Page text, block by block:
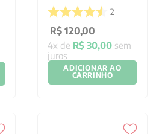
2
R$ 120,00
4x de R$ 30,00 sem
juros
ADICIONAR AO
CARRINHO